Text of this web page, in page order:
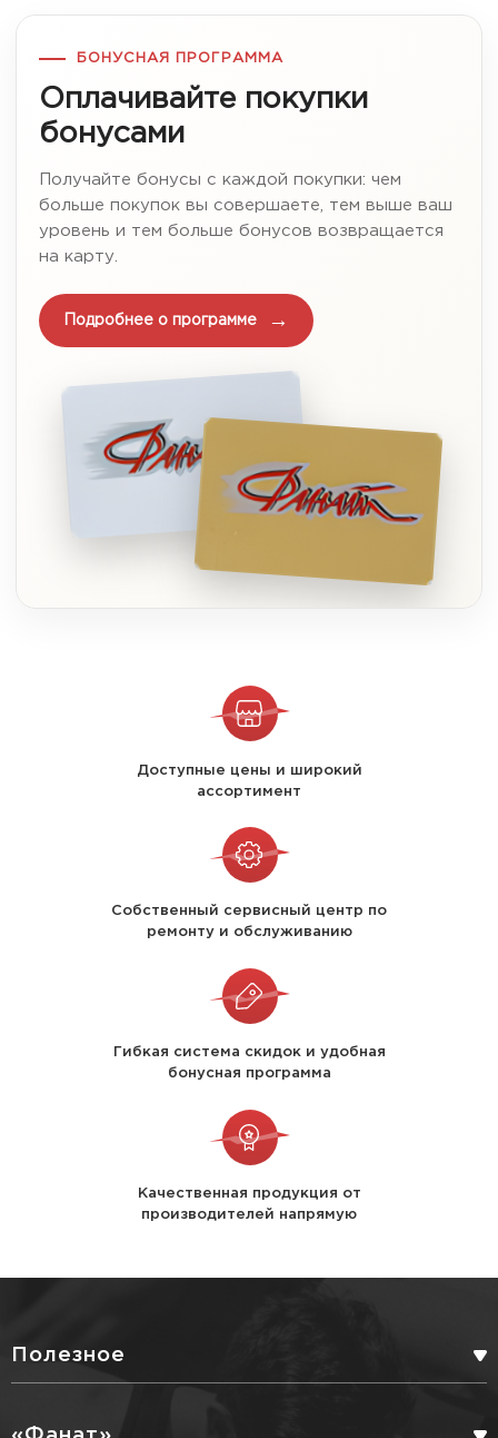
БОНУСНАЯ ПРОГРАММА
Оплачивайте покупки
бонусами
Получайте бонусы с каждой покупки: чем
больше покупок вы совершаете, тем выше ваш
уровень и тем больше бонусов возвращается
на карту.
Подробнее о программе
Доступные цены и широкий
ассортимент
Собственный сервисный центр по
ремонту и обслуживанию
Гибкая система скидок и удобная
бонусная программа
Качественная продукция от
производителей напрямую
Полезное